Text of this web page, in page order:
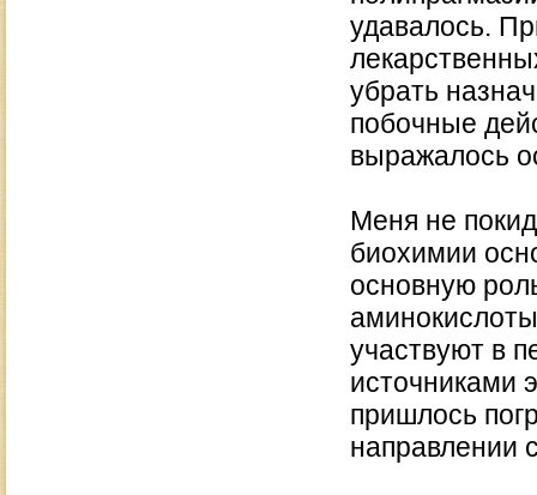
удавалось.
убрать
побочные
выражалось
Меня не
биохимии
основную
участвуют в
источниками
пришлось
направлении